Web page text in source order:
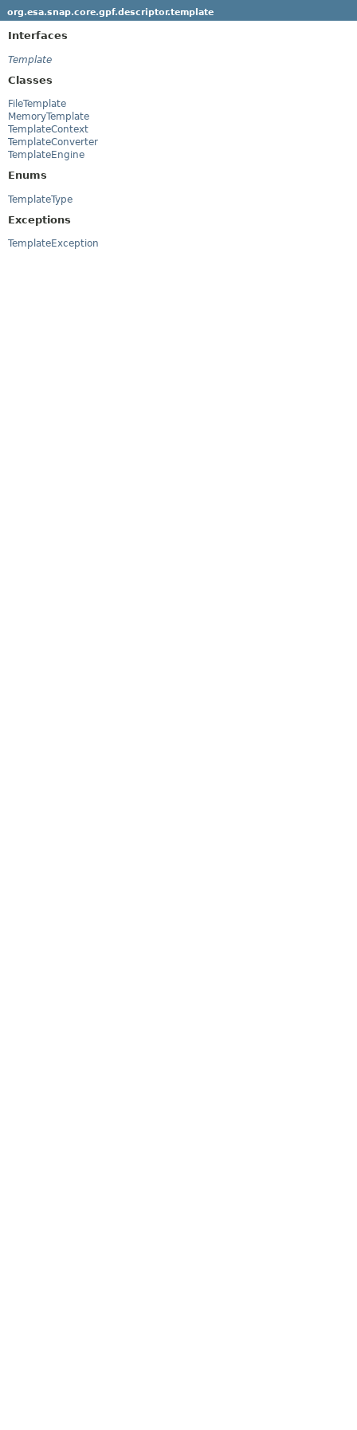
org.esa.snap.core.gpf.descriptor.template
Interfaces
Template
Classes
FileTemplate
MemoryTemplate
TemplateContext
TemplateConverter
TemplateEngine
Enums
TemplateType
Exceptions
TemplateException